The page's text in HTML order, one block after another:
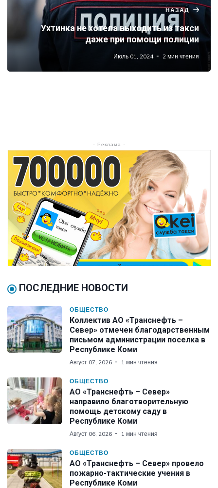
НАЗАД
Ухтинка не хотела выходить из такси
даже при помощи полиции
Июль 01, 2024 2 мин чтения
- Реклама -
ПОСЛЕДНИЕ НОВОСТИ
ОБЩЕСТВО
Коллектив АО «Транснефть –
Север» отмечен благодарственным
письмом администрации поселка в
Республике Коми
Август 07, 2026 1 мин чтения
ОБЩЕСТВО
АО «Транснефть – Север»
направило благотворительную
помощь детскому саду в
Республике Коми
Август 06, 2026 1 мин чтения
ОБЩЕСТВО
АО «Транснефть – Север» провело
пожарно-тактические учения в
Республике Коми